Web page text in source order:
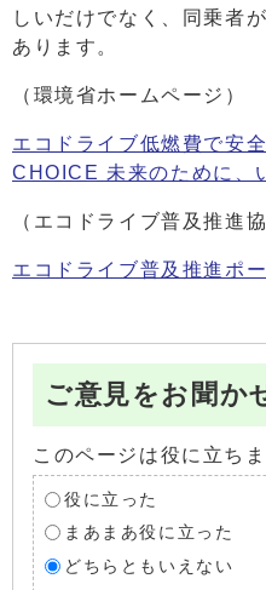
しいだけでなく、同乗者
あります。
（環境省ホームページ）
エコドライブ低燃費で安
CHOICE 未来のために
（エコドライブ普及推進
エコドライブ普及推進ポ
ご意見をお聞か
このページは役に立ち
役に立った
まあまあ役に立った
どちらともいえない